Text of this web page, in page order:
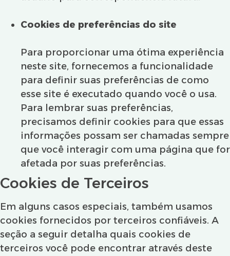
Cookies de preferências do site
Para proporcionar uma ótima experiência
neste site, fornecemos a funcionalidade
para definir suas preferências de como
esse site é executado quando você o usa.
Para lembrar suas preferências,
precisamos definir cookies para que essas
informações possam ser chamadas sempre
que você interagir com uma página que for
afetada por suas preferências.
Cookies de Terceiros
Em alguns casos especiais, também usamos
cookies fornecidos por terceiros confiáveis. A
seção a seguir detalha quais cookies de
terceiros você pode encontrar através deste